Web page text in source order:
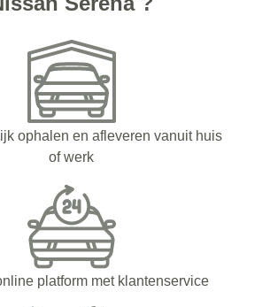
ophalen en afleveren vanuit huis
of werk
platform met klantenservice